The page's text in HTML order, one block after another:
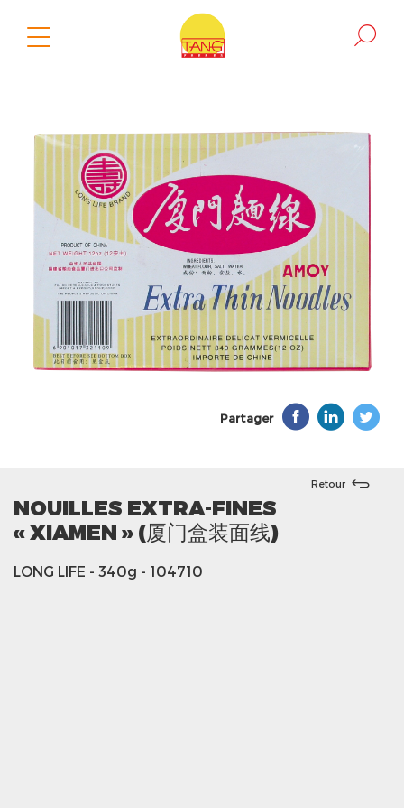
Partager
Retour
NOUILLES EXTRA-FINES
« XIAMEN » (厦门盒装面线)
LONG LIFE - 340g - 104710